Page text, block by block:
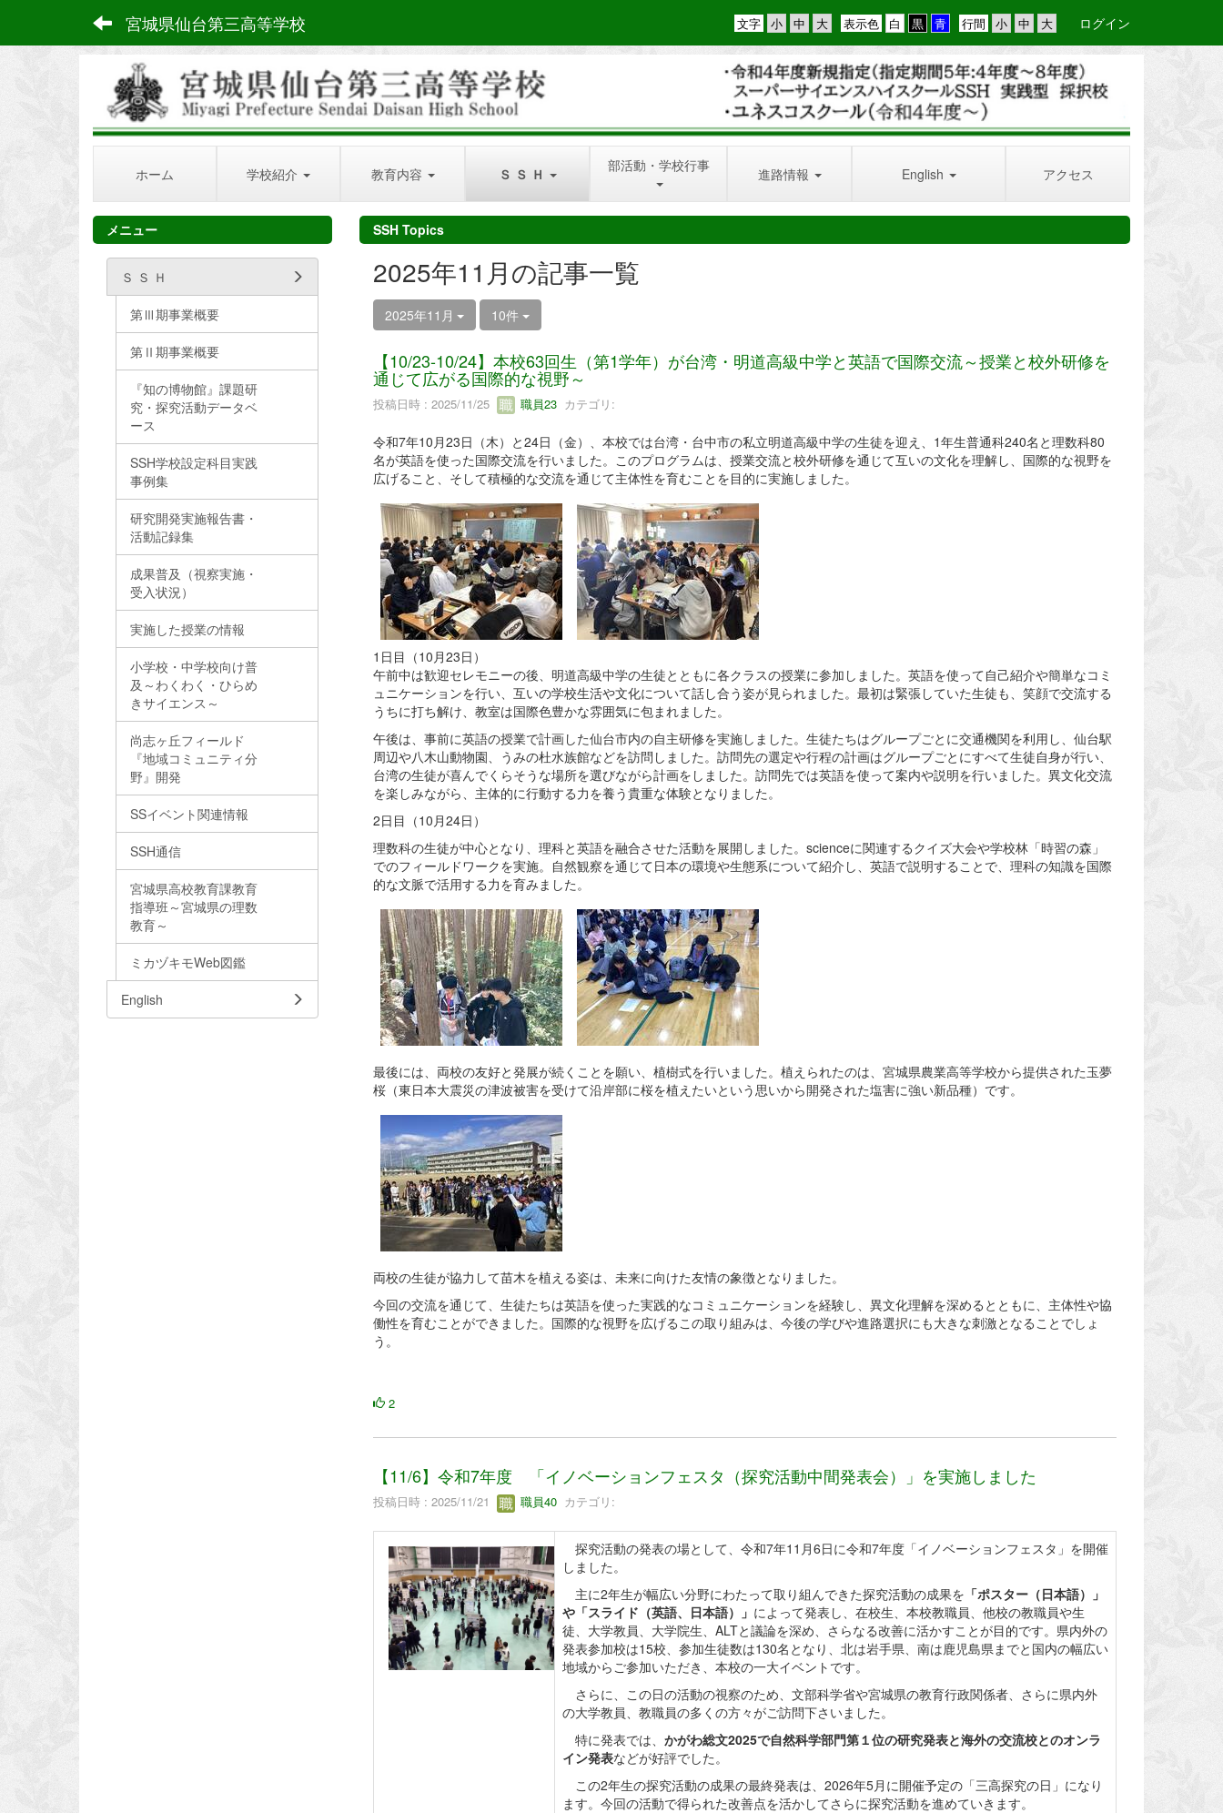
宮城県仙台第三高等学校 行間
表示色
文字 ログイン
ホーム 学校紹介 教育内容 Ｓ Ｓ Ｈ 部活動・学校行事 進路情報 English アクセス
SSH Topics
2025年11月の記事一覧
2025年11月 10件
【10/23-10/24】本校63回生（第1学年）が台湾・明道高級中学と英語で国際交流～授業と校外研修を
通じて広がる国際的な視野～
投稿日時 : 2025/11/25 職員23カテゴリ:
令和7年10月23日（木）と24日（金）、本校では台湾・台中市の私立明道高級中学の生徒を迎え、1年生普通科240名と理数科80
名が英語を使った国際交流を行いました。このプログラムは、授業交流と校外研修を通じて互いの文化を理解し、国際的な視野を
広げること、そして積極的な交流を通じて主体性を育むことを目的に実施しました。
1日目（10月23日）
午前中は歓迎セレモニーの後、明道高級中学の生徒とともに各クラスの授業に参加しました。英語を使って自己紹介や簡単なコミ
ュニケーションを行い、互いの学校生活や文化について話し合う姿が見られました。最初は緊張していた生徒も、笑顔で交流する
うちに打ち解け、教室は国際色豊かな雰囲気に包まれました。
午後は、事前に英語の授業で計画した仙台市内の自主研修を実施しました。生徒たちはグループごとに交通機関を利用し、仙台駅
周辺や八木山動物園、うみの杜水族館などを訪問しました。訪問先の選定や行程の計画はグループごとにすべて生徒自身が行い、
台湾の生徒が喜んでくらそうな場所を選びながら計画をしました。訪問先では英語を使って案内や説明を行いました。異文化交流
を楽しみながら、主体的に行動する力を養う貴重な体験となりました。
2日目（10月24日）
理数科の生徒が中心となり、理科と英語を融合させた活動を展開しました。scienceに関連するクイズ大会や学校林「時習の森」
でのフィールドワークを実施。自然観察を通じて日本の環境や生態系について紹介し、英語で説明することで、理科の知識を国際
的な文脈で活用する力を育みました。
最後には、両校の友好と発展が続くことを願い、植樹式を行いました。植えられたのは、宮城県農業高等学校から提供された玉夢
桜（東日本大震災の津波被害を受けて沿岸部に桜を植えたいという思いから開発された塩害に強い新品種）です。
両校の生徒が協力して苗木を植える姿は、未来に向けた友情の象徴となりました。
今回の交流を通じて、生徒たちは英語を使った実践的なコミュニケーションを経験し、異文化理解を深めるとともに、主体性や協
働性を育むことができました。国際的な視野を広げるこの取り組みは、今後の学びや進路選択にも大きな刺激となることでしょ
う。
2
【11/6】令和7年度 「イノベーションフェスタ（探究活動中間発表会）」を実施しました
投稿日時 : 2025/11/21 職員40カテゴリ:
探究活動の発表の場として、令和7年11月6日に令和7年度「イノベーションフェスタ」を開催
しました。
主に2年生が幅広い分野にわたって取り組んできた探究活動の成果を 「ポスター（日本語）」
や「スライド（英語、日本語）」 によって発表し、在校生、本校教職員、他校の教職員や生
徒、大学教員、大学院生、ALTと議論を深め、さらなる改善に活かすことが目的です。県内外の
発表参加校は15校、参加生徒数は130名となり、北は岩手県、南は鹿児島県までと国内の幅広い
地域からご参加いただき、本校の一大イベントです。
さらに、この日の活動の視察のため、文部科学省や宮城県の教育行政関係者、さらに県内外
の大学教員、教職員の多くの方々がご訪問下さいました。
特に発表では、 かがわ総文2025で自然科学部門第１位の研究発表と海外の交流校とのオンラ
イン発表などが好評でした。
この2年生の探究活動の成果の最終発表は、2026年5月に開催予定の「三高探究の日」になり
ます。今回の活動で得られた改善点を活かしてさらに探究活動を進めていきます。
メニュー
Ｓ Ｓ Ｈ
第Ⅲ期事業概要
第Ⅱ期事業概要
『知の博物館』課題研
究・探究活動データベ
ース
SSH学校設定科目実践
事例集
研究開発実施報告書・
活動記録集
成果普及（視察実施・
受入状況）
実施した授業の情報
小学校・中学校向け普
及～わくわく・ひらめ
きサイエンス～
尚志ヶ丘フィールド
『地域コミュニティ分
野』開発
SSイベント関連情報
SSH通信
宮城県高校教育課教育
指導班～宮城県の理数
教育～
ミカヅキモWeb図鑑
English